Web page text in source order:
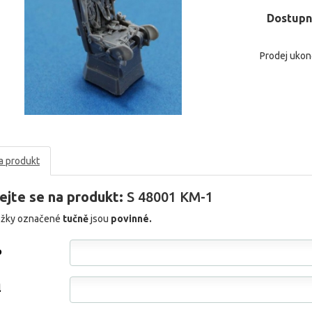
Prodej
produkt
se na produkt: S 48001 KM-1
označené tučnějsou povinné.